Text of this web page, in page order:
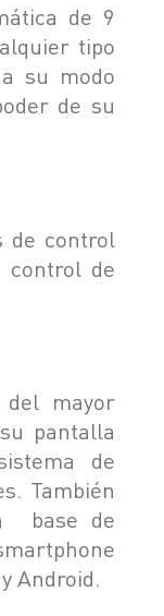
de 9
tipo
su modo
de su
de control
control de
mayor
pantalla
de
También
base de
Android.